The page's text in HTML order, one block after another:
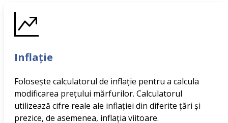
Inflație
Folosește calculatorul de inflație pentru a calcula
modificarea prețului mărfurilor. Calculatorul
utilizează cifre reale ale inflației din diferite țări și
prezice, de asemenea, inflația viitoare.